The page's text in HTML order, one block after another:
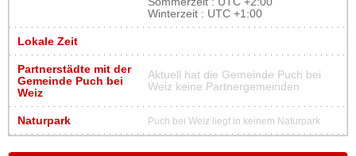
Winterzeit : UTC +1:00
Lokale Zeit
Partnerstädte mit der
Gemeinde Puch bei
Weiz
Aktuell hat die Gemeinde Puch bei
Weiz keine Partnergemeinden
Naturpark Puch bei Weiz liegt in keinem Naturpark